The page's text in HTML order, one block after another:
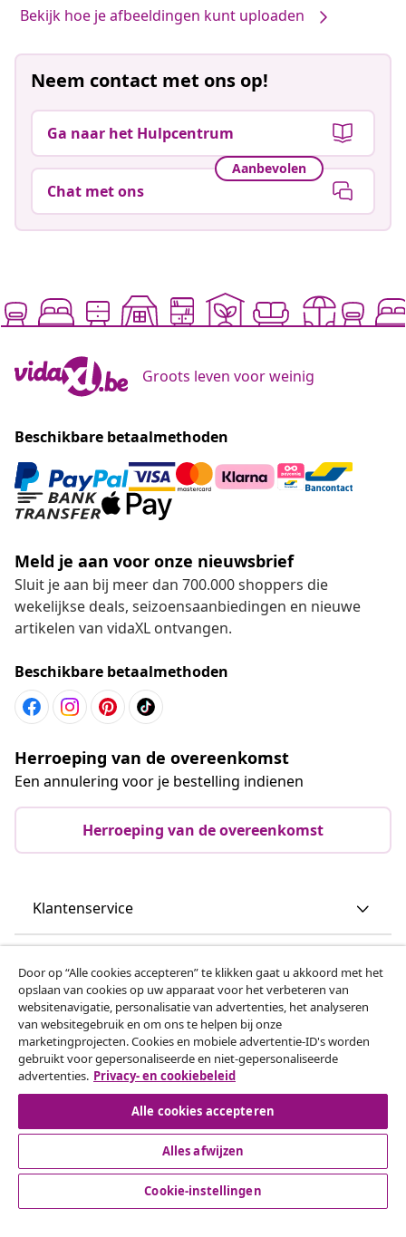
Bekijk hoe je afbeeldingen kunt uploaden
Neem contact met ons op!
Ga naar het Hulpcentrum
Aanbevolen
Chat met ons
Groots leven voor weinig
Beschikbare betaalmethoden
Meld je aan voor onze nieuwsbrief
Sluit je aan bij meer dan 700.000 shoppers die
wekelijkse deals, seizoensaanbiedingen en nieuwe
artikelen van vidaXL ontvangen.
Beschikbare betaalmethoden
Herroeping van de overeenkomst
Een annulering voor je bestelling indienen
Herroeping van de overeenkomst
Klantenservice
vidaXL
Ontdek meer
© 2008-2026 vidaxl.be is een website van vidaXL Marketplace
Door op “Alle cookies accepteren” te klikken gaat u akkoord met het
opslaan van cookies op uw apparaat voor het verbeteren van
websitenavigatie, personalisatie van advertenties, het analyseren
van websitegebruik en om ons te helpen bij onze
marketingprojecten. Cookies en mobiele advertentie-ID's worden
gebruikt voor gepersonaliseerde en niet-gepersonaliseerde
advertenties. Privacy- en cookiebeleid
Alle cookies accepteren
Alles afwijzen
Cookie-instellingen